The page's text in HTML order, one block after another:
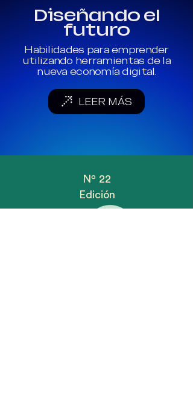
Diseñando el
futuro
Habilidades para emprender
utilizando herramientas de la
nueva economía digital.
LEER MÁS
Nº 22
Edición